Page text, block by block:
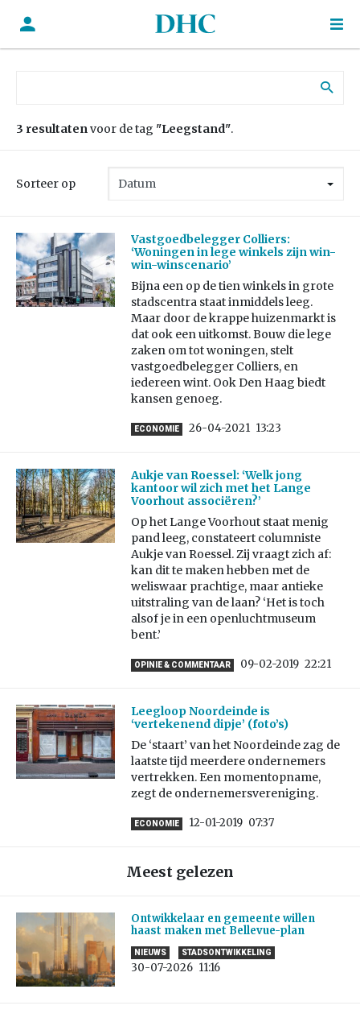
3 resultatenvoor de tag "Leegstand".
Sorteer op
Vastgoedbelegger Colliers:
‘Woningen in lege winkels zijn win-
win-winscenario’
Bijna een op de tien winkels in grote
stadscentra staat inmiddels leeg.
Maar door de krappe huizenmarkt is
dat ook een uitkomst. Bouw die lege
zaken om tot woningen, stelt
vastgoedbelegger Colliers, en
iedereen wint. Ook Den Haag biedt
kansen genoeg.
ECONOMIE 26-04-2021 13:23
Aukje van Roessel: ‘Welk jong
kantoor wil zich met het Lange
Voorhout associëren?’
Op het Lange Voorhout staat menig
pand leeg, constateert columniste
Aukje van Roessel. Zij vraagt zich af:
kan dit te maken hebben met de
weliswaar prachtige, maar antieke
uitstraling van de laan? ‘Het is toch
alsof je in een openluchtmuseum
bent.’
OPINIE & COMMENTAAR 09-02-2019 22:21
Leegloop Noordeinde is
‘vertekenend dipje’ (foto’s)
De ‘staart’ van het Noordeinde zag de
laatste tijd meerdere ondernemers
vertrekken. Een momentopname,
zegt de ondernemersvereniging.
ECONOMIE 12-01-2019 07:37
Meest gelezen
Ontwikkelaar en gemeente willen
haast maken met Bellevue-plan
NIEUWS STADSONTWIKKELING
30-07-2026 11:16